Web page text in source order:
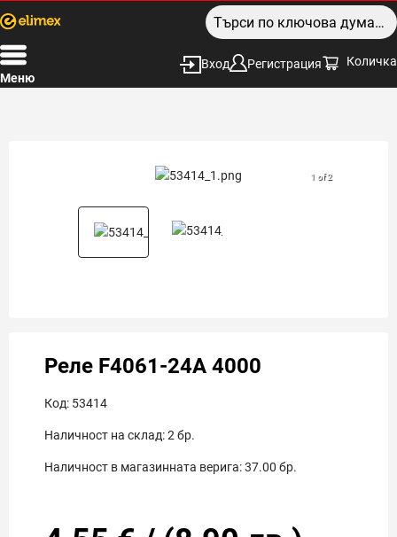
Меню
Вход Регистрация Количка
1 of 2
Реле F4061-24A 4000
Код: 53414
Наличност на склад:2 бр.
Наличност в магазинната верига:37.00 бр.